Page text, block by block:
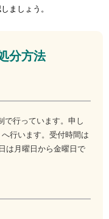
ましょう。
分方法
で行っています。申し
行います。受付時間は
は月曜日から金曜日で